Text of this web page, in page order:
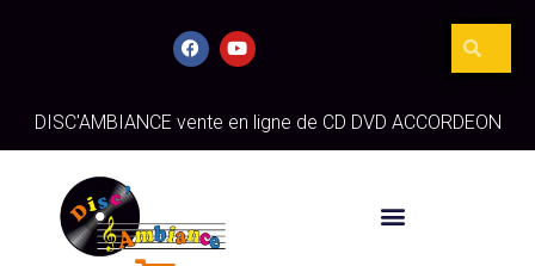
DISC'AMBIANCE vente en ligne de CD DVD ACCORDEON